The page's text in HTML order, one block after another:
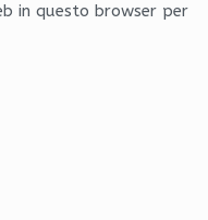
in questo browser per